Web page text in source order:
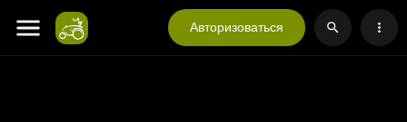
Авторизоваться